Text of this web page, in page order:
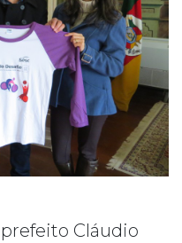
Cláudio